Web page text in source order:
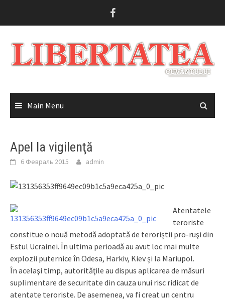
Main Menu
Apel la vigilenţă
6 Февраль 2015 admin
Atentatele
teroriste
constitue o nouă metodă adoptată de teroriştii pro-ruşi din
Estul Ucrainei. În ultima perioadă au avut loc mai multe
explozii puternice în Odesa, Harkiv, Kiev şi la Mariupol.
În acelaşi timp, autorităţile au dispus aplicarea de măsuri
suplimentare de securitate din cauza unui risc ridicat de
atentate teroriste. De asemenea, va fi creat un centru